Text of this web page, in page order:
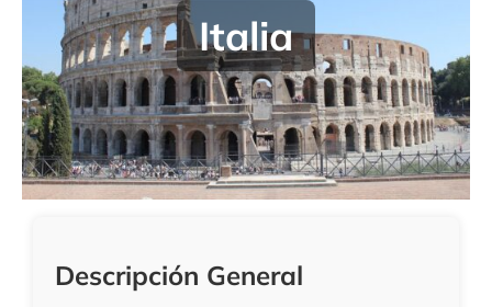
Italia
Descripción General